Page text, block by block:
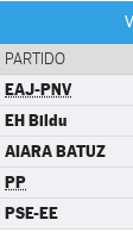
PARTIDO
EAJ-PNV
EH Bildu
AIARA BATUZ
PP
PSE-EE